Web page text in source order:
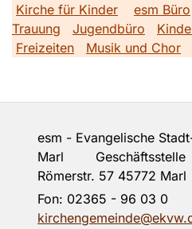
Kirche für Kinder
esm Büro
Trauung
Jugendbüro
Freizeiten
Musik und Chor
esm - Evangelische
Marl Geschäftsstelle
Römerstr. 57 45772 Marl
Fon: 02365 - 96 03 0